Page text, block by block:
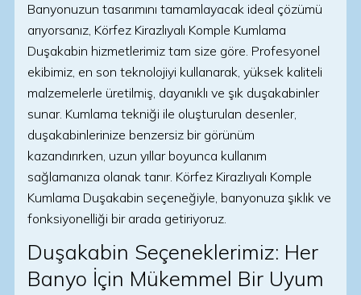
Banyonuzun tasarımını tamamlayacak ideal çözümü
arıyorsanız, Körfez Kirazlıyalı Komple Kumlama
Duşakabin hizmetlerimiz tam size göre. Profesyonel
ekibimiz, en son teknolojiyi kullanarak, yüksek kaliteli
malzemelerle üretilmiş, dayanıklı ve şık duşakabinler
sunar. Kumlama tekniği ile oluşturulan desenler,
duşakabinlerinize benzersiz bir görünüm
kazandırırken, uzun yıllar boyunca kullanım
sağlamanıza olanak tanır. Körfez Kirazlıyalı Komple
Kumlama Duşakabin seçeneğiyle, banyonuza şıklık ve
fonksiyonelliği bir arada getiriyoruz.
Duşakabin Seçeneklerimiz: Her
Banyo İçin Mükemmel Bir Uyum